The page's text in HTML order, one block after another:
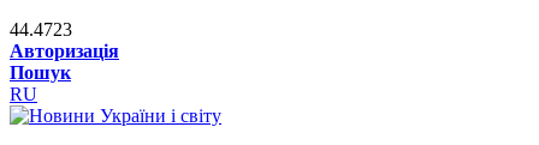
44.4723
Авторизація
Пошук
RU